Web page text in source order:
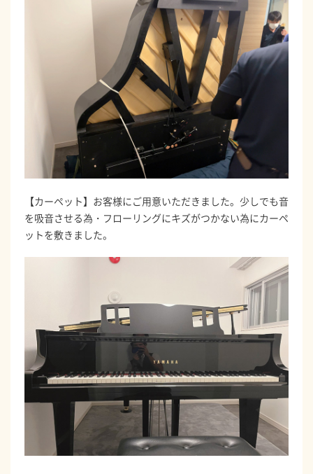
【カーペット】お客様にご用意いただきました。少しでも音
を吸音させる為・フローリングにキズがつかない為にカーペ
ットを敷きました。